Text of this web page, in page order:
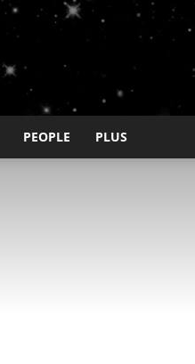
PEOPLE PLUS